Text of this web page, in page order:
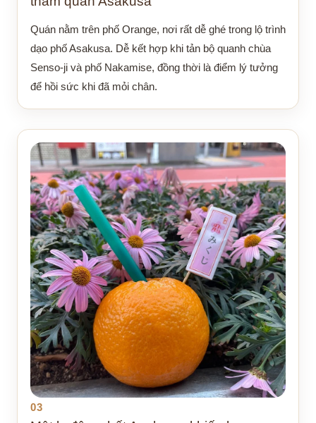
Quán nằm trên phố Orange, nơi rất dễ ghé trong lộ trình
dạo phố Asakusa. Dễ kết hợp khi tản bộ quanh chùa
Senso-ji và phố Nakamise, đồng thời là điểm lý tưởng
để hồi sức khi đã mỏi chân.
03